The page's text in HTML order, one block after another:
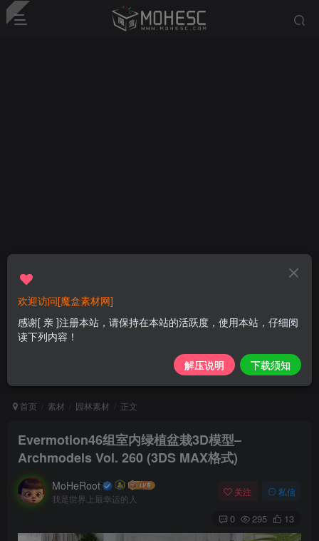
首页 素材 园林素材 正文
Evermotion46组室内绿植盆栽3D模型–
Archmodels Vol. 260 (3DS MAX格式)
MoHeRoot
我是世界上最幸运的人
关注 私信
0 295 13
欢迎访问[魔盒素材网]
感谢[ 亲 ]注册本站，请保持在本站的活跃度，使用本站，仔细阅
读下列内容！
解压说明 下载须知